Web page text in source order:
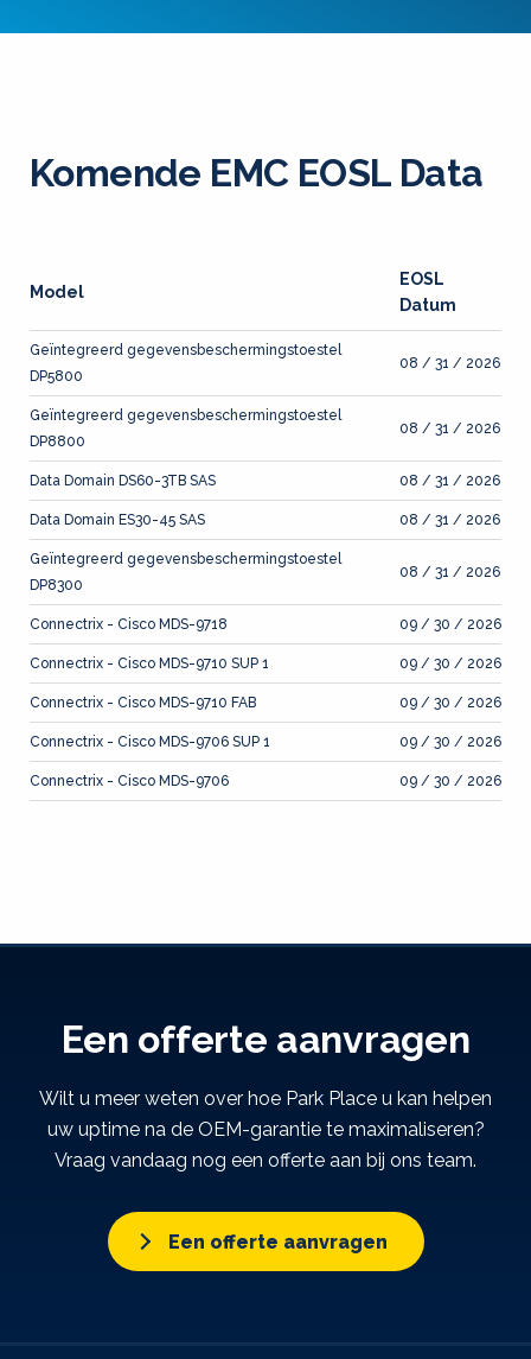
Komende EMC EOSL Data
Model
EOSL
Datum
Geïntegreerd gegevensbeschermingstoestel
DP5800
08 / 31 / 2026
Geïntegreerd gegevensbeschermingstoestel
DP8800
08 / 31 / 2026
Data Domain DS60-3TB SAS 08 / 31 / 2026
Data Domain ES30-45 SAS 08 / 31 / 2026
Geïntegreerd gegevensbeschermingstoestel
DP8300
08 / 31 / 2026
Connectrix - Cisco MDS-9718 09 / 30 / 2026
Connectrix - Cisco MDS-9710 SUP 1 09 / 30 / 2026
Connectrix - Cisco MDS-9710 FAB 09 / 30 / 2026
Connectrix - Cisco MDS-9706 SUP 1 09 / 30 / 2026
Connectrix - Cisco MDS-9706 09 / 30 / 2026
Een offerte aanvragen
Wilt u meer weten over hoe Park Place u kan helpen
uw uptime na de OEM-garantie te maximaliseren?
Vraag vandaag nog een offerte aan bij ons team.
Een offerte aanvragen